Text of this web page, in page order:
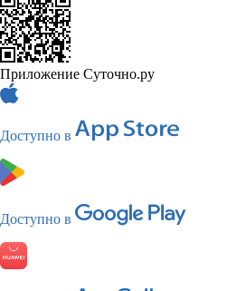
Приложение Суточно.ру
Доступно в
Доступно в